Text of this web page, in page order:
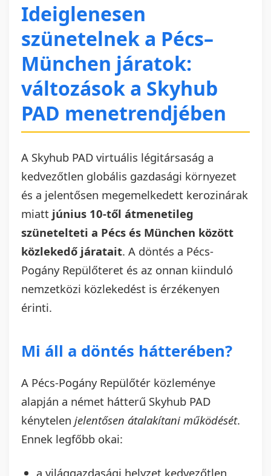
Ideiglenesen
szünetelnek a Pécs–
München járatok:
változások a Skyhub
PAD menetrendjében
A Skyhub PAD virtuális légitársaság a
kedvezőtlen globális gazdasági környezet
és a jelentősen megemelkedett kerozinárak
miatt június 10-től átmenetileg
szünetelteti a Pécs és München között
közlekedő járatait. A döntés a Pécs-
Pogány Repülőteret és az onnan kiinduló
nemzetközi közlekedést is érzékenyen
érinti.
Mi áll a döntés hátterében?
A Pécs-Pogány Repülőtér közleménye
alapján a német hátterű Skyhub PAD
kénytelen jelentősen átalakítani működését.
Ennek legfőbb okai:
a világgazdasági helyzet kedvezőtlen